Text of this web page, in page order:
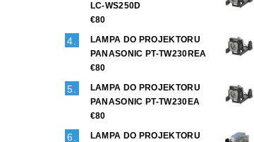
LC-WS250D
€80
LAMPA DO PROJEKTORU
PANASONIC PT-TW230REA
€80
LAMPA DO PROJEKTORU
PANASONIC PT-TW230EA
€80
LAMPA DO PROJEKTORU